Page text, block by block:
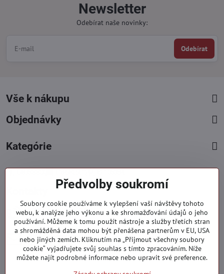
Newsletter
Odebírat naše novinky:
Odebírat
Vše k nákupu
Objednávky
Kategórie
+421 919 060 751
Pondělí - Pátek : 09:00 - 15:00 hod.
info​@everlady​.eu
Non stop ( 24/7 )
Předvolby soukromí
Soubory cookie používáme k vylepšení vaší návštěvy tohoto
webu, k analýze jeho výkonu a ke shromažďování údajů o jeho
používání. Můžeme k tomu použít nástroje a služby třetích stran
a shromážděná data mohou být přenášena partnerům v EU, USA
nebo jiných zemích. Kliknutím na „Přijmout všechny soubory
cookie“ vyjadřujete svůj souhlas s tímto zpracováním. Níže
můžete najít podrobné informace nebo upravit své preference.